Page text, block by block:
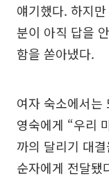
얘기했다. 하지
분이 아직 답을
함을 쏟아냈다.
여자 숙소에서는
영숙에게 “우리
까의 달리기 대
순자에게 전달됐